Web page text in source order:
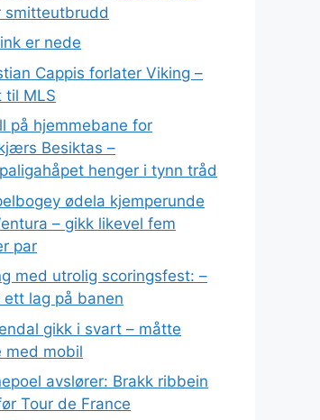
smitteutbrudd
er nede
Cappis forlater Viking –
til MLS
på hjemmebane for
Besiktas –
henger i tynn tråd
ødela kjemperunde
– gikk likevel fem
par
med utrolig scoringsfest: –
ett lag på banen
gikk i svart – måtte
med mobil
avslører: Brakk ribbein
Tour de France